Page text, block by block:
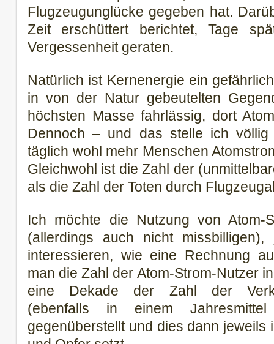
Flugzeugunglücke gegeben hat.
Zeit erschüttert berichtet, Tage
Vergessenheit geraten.
Natürlich ist Kernenergie ein
in von der Natur gebeutelten
höchsten Masse fahrlässig, dort
Dennoch – und das stelle ich
täglich wohl mehr Menschen
Gleichwohl ist die Zahl der
als die Zahl der Toten durch
Ich möchte die Nutzung von Atom-
(allerdings auch nicht
interessieren, wie eine Rechnung
man die Zahl der Atom-Strom-Nutzer
eine Dekade der Zahl der
(ebenfalls in einem
gegenüberstellt und dies dann jeweils